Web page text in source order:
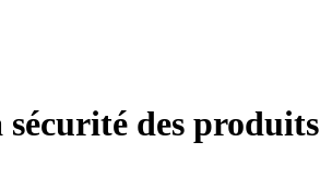
des produits